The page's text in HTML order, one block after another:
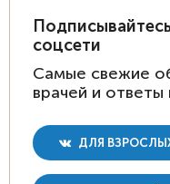
соцсети
Самые свежие
врачей и
ДЛЯ